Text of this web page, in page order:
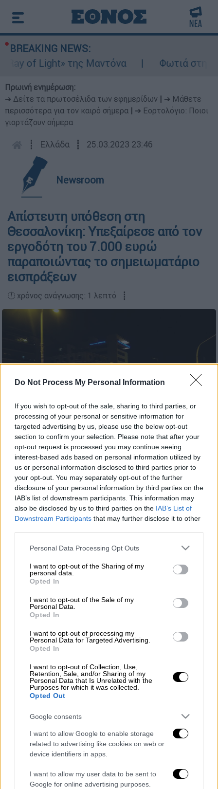
Do Not Process My Personal Information
If you wish to opt-out of the sale, sharing to third parties, or
processing of your personal or sensitive information for
targeted advertising by us, please use the below opt-out
section to confirm your selection. Please note that after your
opt-out request is processed you may continue seeing
interest-based ads based on personal information utilized by
us or personal information disclosed to third parties prior to
your opt-out. You may separately opt-out of the further
disclosure of your personal information by third parties on the
IAB’s list of downstream participants. This information may
also be disclosed by us to third parties on the IAB’s List of
Downstream Participants that may further disclose it to other
Please note that this website/app uses one or more Google
not limited to your visit or usage behaviour. You may click to
grant or deny consent to Google and its third-party tags to
use your data for below specified purposes in below Google
consent section.
Personal Data Processing Opt Outs
I want to opt-out of the Sharing of my
personal data.
Opted In
I want to opt-out of the Sale of my
Personal Data.
Opted In
I want to opt-out of processing my
Personal Data for Targeted Advertising.
Opted In
I want to opt-out of Collection, Use,
Retention, Sale, and/or Sharing of my
Personal Data that Is Unrelated with the
Purposes for which it was collected.
Opted Out
Google consents
I want to allow Google to enable storage
related to advertising like cookies on web or
device identifiers in apps.
I want to allow my user data to be sent to
Google for online advertising purposes.
BREAKING NEWS:
of Light» της Μαντόνα
Φωτιά στη
Πρωινή ενημέρωση:
➔ Δείτε τα πρωτοσέλιδα των εφημερίδων
➔ Μάθετε
περισσότερα για τον καιρό σήμερα
➔ Εορτολόγιο: Ποιοι
γιορτάζουν σήμερα
┋ Ελλάδα ┋ 25.03.2023 23:46
Newsroom
Απίστευτη υπόθεση στη
Θεσσαλονίκη: Υπεξαίρεσε από τον
εργοδότη του 7.000 ευρώ
παραποιώντας το σημειωματάριο
εισπράξεων
🕛 χρόνος ανάγνωσης: 1 λεπτό ┋
περιπολικό (Eurokinissi)
Προσθέστε το ΕΘΝΟΣ στη Google
Παραποιώντας κατ' επανάληψη το
σημειωματάριο εισπράξεων,48χρονος
ότι υπεξαίρεσε 7.000 ευρώ
εργαζόταν. Όπως ανακοίνωσε η
,
συνολικά φέρεται να προέβη 42 φορές στην
πράξη αυτή. Συνελήφθη με την αυτόφωρη
διαδικασία όταν οικειοποιήθηκε με τον ίδιο
τρόπο 100 ευρώ. Το περιστατικό συνέβη στη
Θεσσαλονίκη
ΟΛΕΣ ΟΙ ΕΙΔΗΣΕΙΣ
Χείρα φιλίας στην Αθήνα τείνει ο
Τσαβούσογλου - Έστειλε ευχετήρια
επιστολή για την 25η Μαρτίου
Λαγονήσι: Τα στοιχεία στα χέρια των
Αρχών για τον δράστη που πυροβόλησε
τον 16χρονο - Τα νεότερα για την υγεία
του παιδιού
Ανεμοστρόβιλος ισοπέδωσε περιοχές
στο δυτικό Μισισίπι: «Η πόλη μας
χάθηκε», λένε οι κάτοικοι - Αναφορές
για νεκρούς